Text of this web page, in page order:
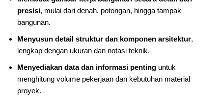
presisi, mulai dari denah, potongan, hingga tampak
bangunan.
Menyusun detail struktur dan komponen arsitektur,
lengkap dengan ukuran dan notasi teknik.
Menyediakan data dan informasi penting untuk
menghitung volume pekerjaan dan kebutuhan material
proyek.